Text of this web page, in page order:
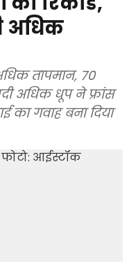
अधिक
तापमान, 70
अधिक धूप ने फ्रांस
का गवाह बना दिया